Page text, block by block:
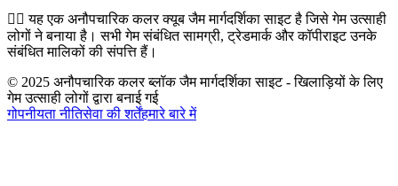
👉🏻यह एक अनौपचारिक कलर क्यूब जैम मार्गदर्शिका साइट है जिसे गेम उत्साही
लोगों ने बनाया है। सभी गेम संबंधित सामग्री, ट्रेडमार्क और कॉपीराइट उनके
संबंधित मालिकों की संपत्ति हैं।
© 2025 अनौपचारिक कलर ब्लॉक जैम मार्गदर्शिका साइट - खिलाड़ियों के लिए
गेम उत्साही लोगों द्वारा बनाई गई
गोपनीयता नीतिसेवा की शर्तेंहमारे बारे में